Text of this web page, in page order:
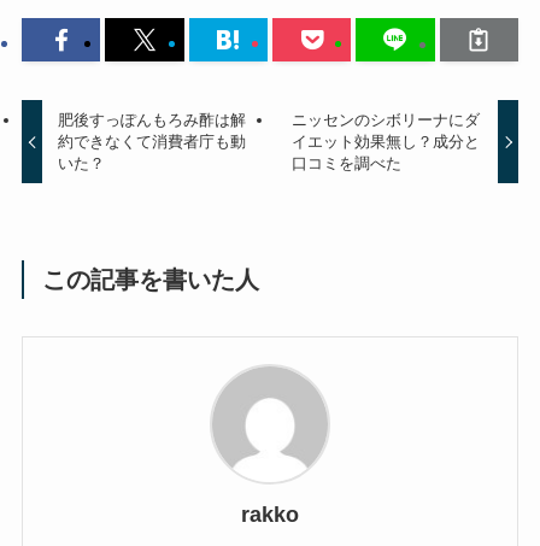
肥後すっぽんもろみ酢は解
約できなくて消費者庁も動
いた？
ニッセンのシボリーナにダ
イエット効果無し？成分と
口コミを調べた
この記事を書いた人
rakko